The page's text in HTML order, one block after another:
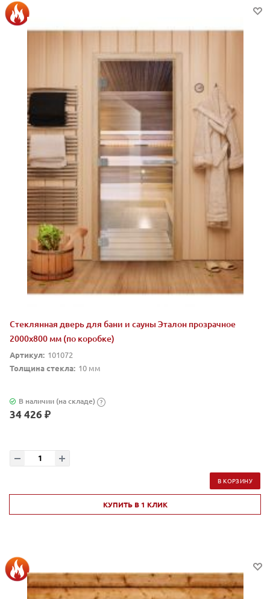
Стеклянная дверь для бани и сауны Эталон прозрачное
2000х800 мм (по коробке)
Артикул: 101072
Толщина стекла: 10 мм
В наличии (на складе) ?
34 426 ₽
В КОРЗИНУ
КУПИТЬ В 1 КЛИК